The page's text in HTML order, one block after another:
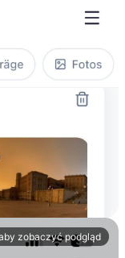
i zarządzajcie
rozmów o
zobaczyć podgląd